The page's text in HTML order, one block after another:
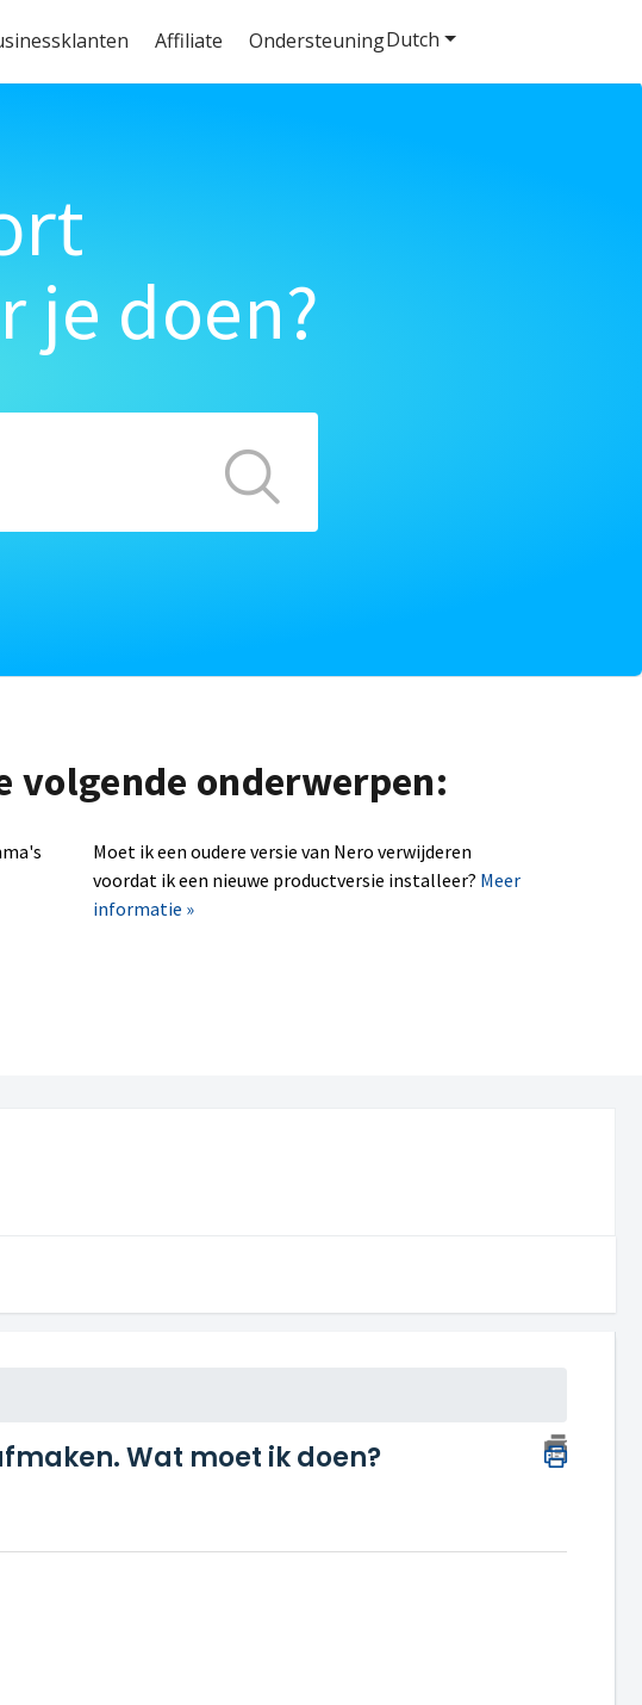
Affiliate Ondersteuning
je doen?
volgende onderwerpen:
Moet ik een oudere versie van Nero verwijderen
voordat ik een nieuwe productversie installeer? Meer
informatie »
Dutch
Wat moet ik doen?